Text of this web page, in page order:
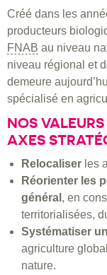
Créé dans les
producteurs
FNAB au niveau
niveau régional et
demeure
spécialisé en
NOS
AXES
Relocaliser les
Réorienter les
général , en
territorialisées,
Systématiser
agriculture
nature.